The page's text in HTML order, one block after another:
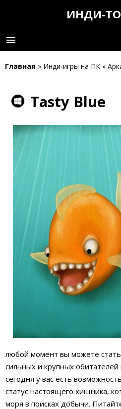
ИНДИ-
menu
Главная » Инди-игры на ПК »
Tasty Blue
любой момент вы можете
сильных и крупных
сегодня у вас есть
статус настоящего хищника,
моря в поисках добычи.